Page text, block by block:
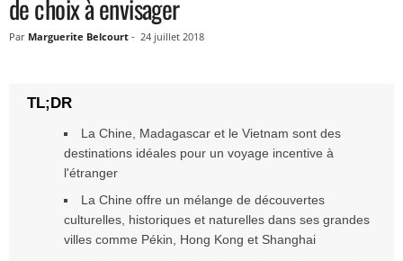
de choix à envisager
Par Marguerite Belcourt - 24 juillet 2018
La Chine, Madagascar et le Vietnam sont des
destinations idéales pour un voyage incentive à
l'étranger
La Chine offre un mélange de découvertes
culturelles, historiques et naturelles dans ses grandes
villes comme Pékin, Hong Kong et Shanghai